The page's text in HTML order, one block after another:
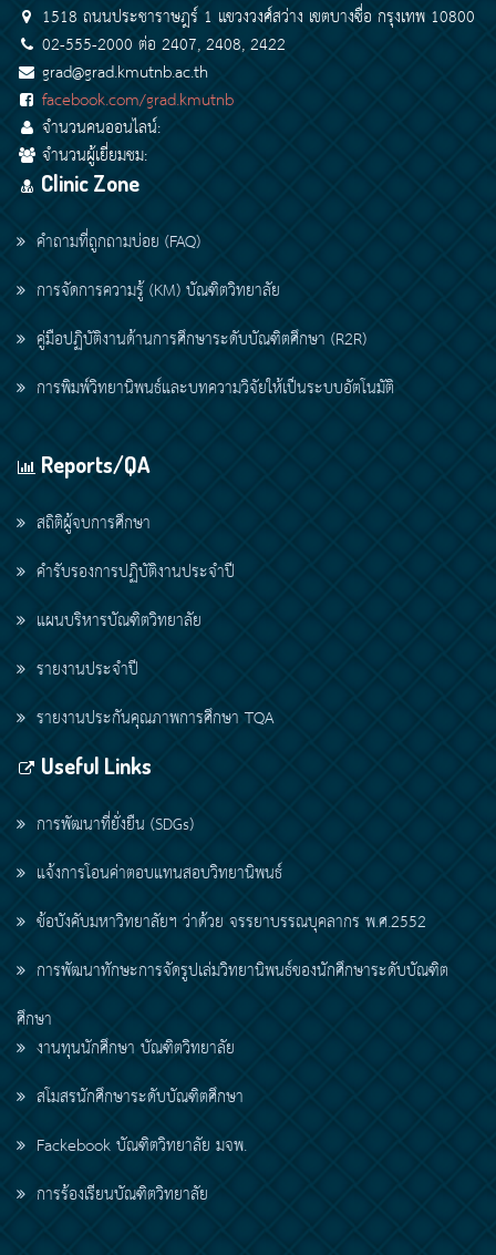
1518 ถนนประชาราษฎร์ 1 แขวงวงศ์สว่าง เขตบางซื่อ กรุงเทพ 10800
02-555-2000 ต่อ 2407, 2408, 2422
grad@grad.kmutnb.ac.th
facebook.com/grad.kmutnb
จำนวนคนออนไลน์:
จำนวนผู้เยี่ยมชม:
Clinic Zone
คำถามที่ถูกถามบ่อย (FAQ)
การจัดการความรู้ (KM) บัณฑิตวิทยาลัย
คู่มือปฏิบัติงานด้านการศึกษาระดับบัณฑิตศึกษา (R2R)
การพิมพ์วิทยานิพนธ์และบทความวิจัยให้เป็นระบบอัตโนมัติ
Reports/QA
สถิติผู้จบการศึกษา
คำรับรองการปฏิบัติงานประจำปี
แผนบริหารบัณฑิตวิทยาลัย
รายงานประจำปี
รายงานประกันคุณภาพการศึกษา TQA
Useful Links
การพัฒนาที่ยั่งยืน (SDGs)
แจ้งการโอนค่าตอบแทนสอบวิทยานิพนธ์
ข้อบังคับมหาวิทยาลัยฯ ว่าด้วย จรรยาบรรณบุคลากร พ.ศ.2552
การพัฒนาทักษะการจัดรูปเล่มวิทยานิพนธ์ของนักศึกษาระดับบัณฑิต
ศึกษา
งานทุนนักศึกษา บัณฑิตวิทยาลัย
สโมสรนักศึกษาระดับบัณฑิตศึกษา
Fackebook บัณฑิตวิทยาลัย มจพ.
การร้องเรียนบัณฑิตวิทยาลัย